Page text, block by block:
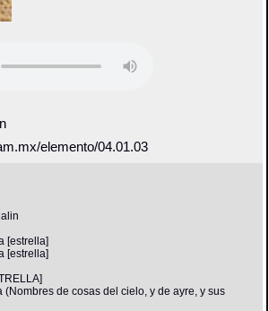
elemento/04.01.03
[estrella]
[estrella]
(Nombres de cosas del cielo, y de ayre, y sus